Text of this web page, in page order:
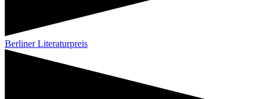
Berliner Literaturpreis